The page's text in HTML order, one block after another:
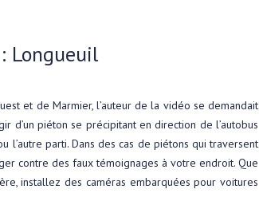
Longueuil
et de Marmier, l’auteur de la vidéo se demandait
d’un piéton se précipitant en direction de l’autobus
l’autre parti. Dans des cas de piétons qui traversent
contre des faux témoignages à votre endroit. Que
installez des caméras embarquées pour voitures